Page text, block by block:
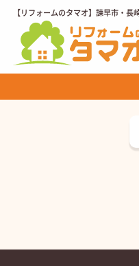
【リフォームのタマオ】諫早市・